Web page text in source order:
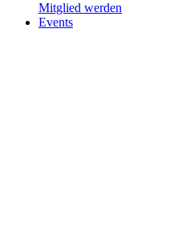
Mitglied werden
Events